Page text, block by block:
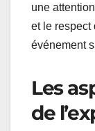
une
et le respect
événement
Les
de